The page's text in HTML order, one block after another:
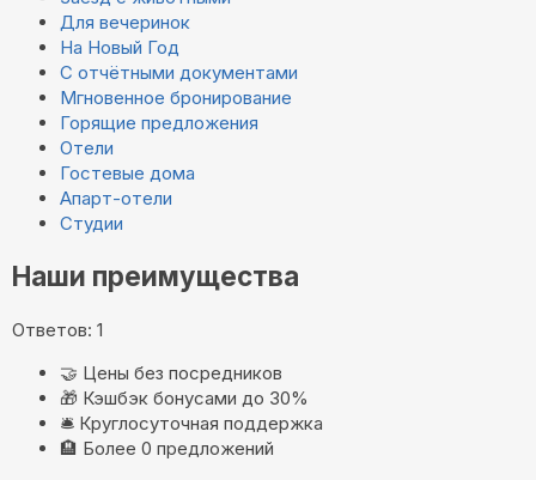
Для вечеринок
На Новый Год
С отчётными документами
Мгновенное бронирование
Горящие предложения
Отели
Гостевые дома
Апарт-отели
Студии
Наши преимущества
Ответов: 1
🤝 Цены без посредников
🎁 Кэшбэк бонусами до 30%
🛎️ Круглосуточная поддержка
🏨 Более 0 предложений